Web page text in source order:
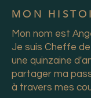
MON
Mon nom est
Je suis Cheffe
une quinzaine
partager ma
à travers mes